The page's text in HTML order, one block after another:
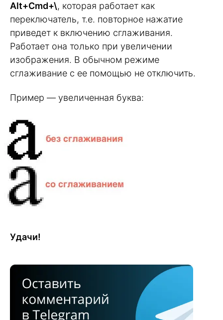
Alt+Cmd+\, которая работает как
переключатель, т.е. повторное нажатие
приведет к включению сглаживания.
Работает она только при увеличении
изображения. В обычном режиме
сглаживание с ее помощью не отключить.
Пример — увеличенная буква:
Удачи!